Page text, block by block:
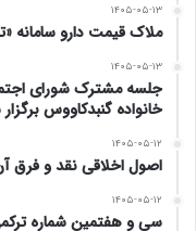
مسابقات والیبال
داشت که این خواست
می‌کردیم که
ملی را رد کند.
تقوی بعد از صدور حکم
۱۴۰۵-۰۵-۱۳
ملاک قیمت دارو
۱۴۰۵-۰۵-۱۳
جلسه مشترک شورای
خانواده گنبدکاووس
۱۴۰۵-۰۵-۱۲
اصول اخلاقی نقد و فرق
۱۴۰۵-۰۵-۱۲
سی و هفتمین شماره